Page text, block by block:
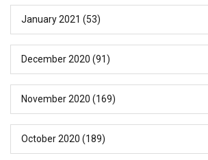
January 2021 (53)
December 2020 (91)
November 2020 (169)
October 2020 (189)